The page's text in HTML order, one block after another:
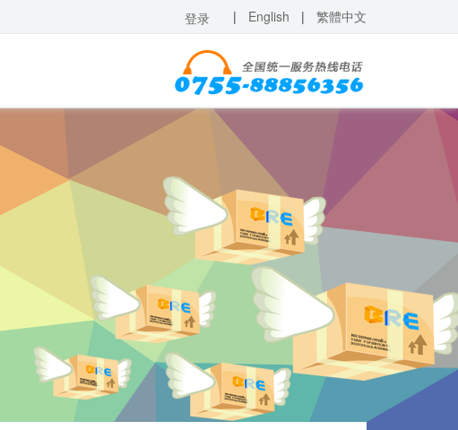
登录 | English | 繁體中文